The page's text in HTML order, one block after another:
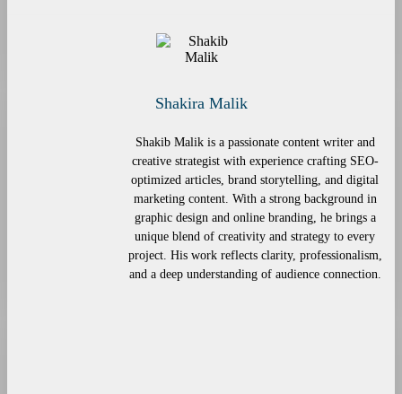
Shakira Malik
Shakib Malik is a passionate content writer and
creative strategist with experience crafting SEO-
optimized articles, brand storytelling, and digital
marketing content. With a strong background in
graphic design and online branding, he brings a
unique blend of creativity and strategy to every
project. His work reflects clarity, professionalism,
and a deep understanding of audience connection.